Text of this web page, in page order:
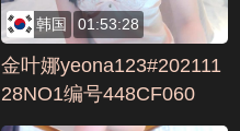
韩国 01:53:28
金叶娜yeona123#202111
28NO1编号448CF060